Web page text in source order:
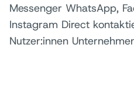
Messenger WhatsApp,
Instagram Direct
Nutzer:innen